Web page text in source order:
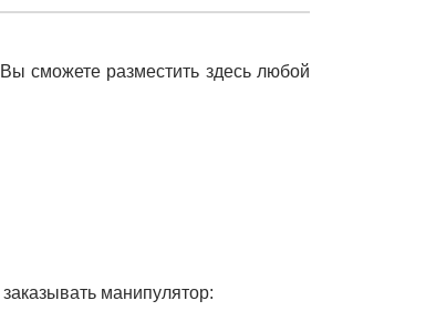
сможете разместить здесь любой
манипулятор: